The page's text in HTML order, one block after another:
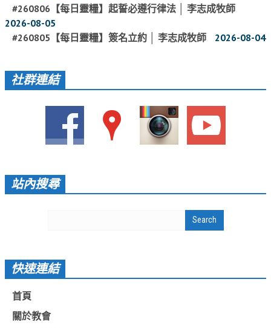
教會節慶_2024年
教會節慶_2023年
教會節慶_2021年
教會節慶_2019年
教會節慶_2017年
教會節慶_2013年
活動影音_2026年
#260806【每日靈糧】起誓必遵行律法 │ 李志成牧師
2026-08-05
#260805【每日靈糧】簽名立約 │ 李志成牧師
2026-08-04
社群連結
站內搜尋
快速連結
首頁
關於教會